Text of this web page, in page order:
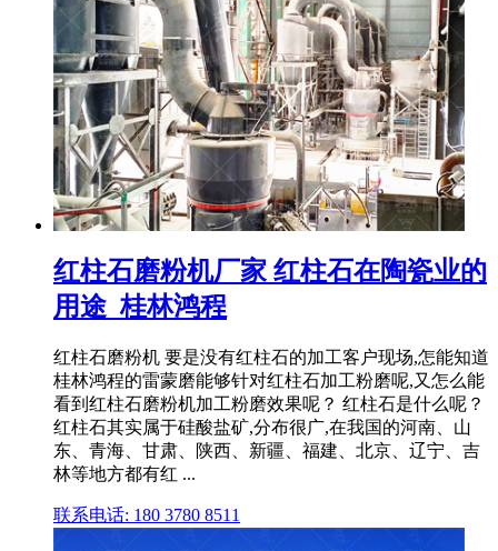
红柱石磨粉机厂家 红柱石在陶瓷业的
用途_桂林鸿程
红柱石磨粉机 要是没有红柱石的加工客户现场,怎能知道
桂林鸿程的雷蒙磨能够针对红柱石加工粉磨呢,又怎么能
看到红柱石磨粉机加工粉磨效果呢？ 红柱石是什么呢？
红柱石其实属于硅酸盐矿,分布很广,在我国的河南、山
东、青海、甘肃、陕西、新疆、福建、北京、辽宁、吉
林等地方都有红 ...
联系电话: 180 3780 8511